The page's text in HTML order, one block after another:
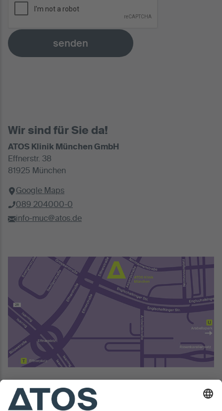
senden
Wir sind für Sie da!
ATOS Klinik München GmbH
Effnerstr. 38
81925 München
Google Maps
089 204000-0
info-muc@atos.de